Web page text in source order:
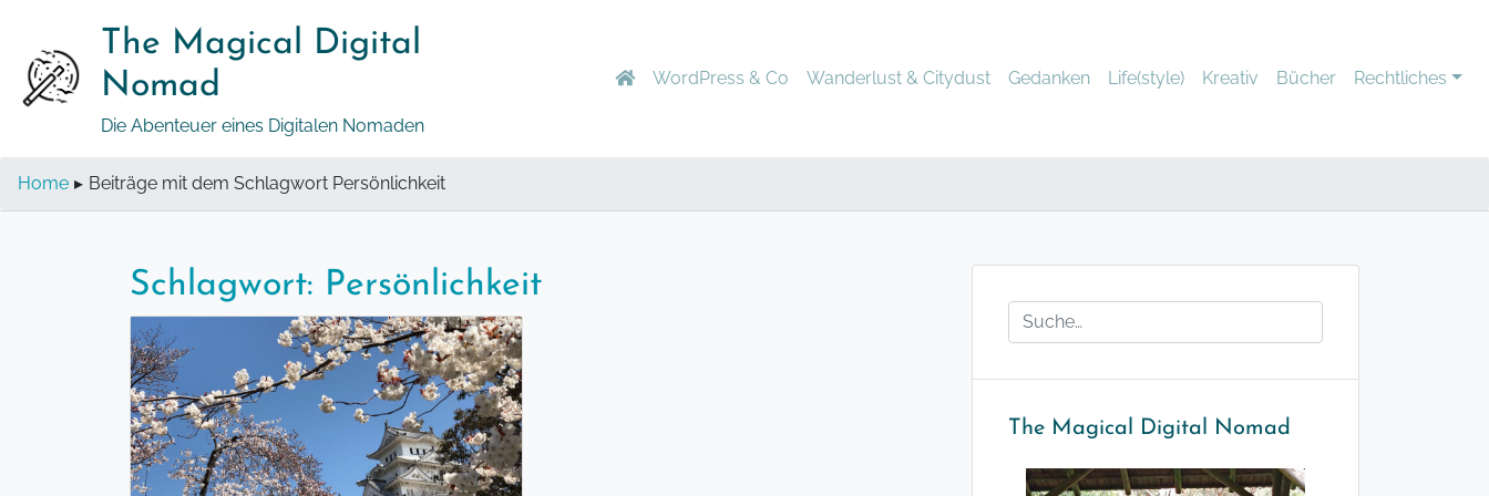
Inhalt
The Magical Digital
Nomad
Die Abenteuer eines Digitalen Nomaden
WordPress & Co Wanderlust & Citydust Gedanken Life(style) Kreativ Bücher Rechtliches
Home ▸ Beiträge mit dem Schlagwort Persönlichkeit
Schlagwort: Persönlichkeit
The Magical Digital Nomad